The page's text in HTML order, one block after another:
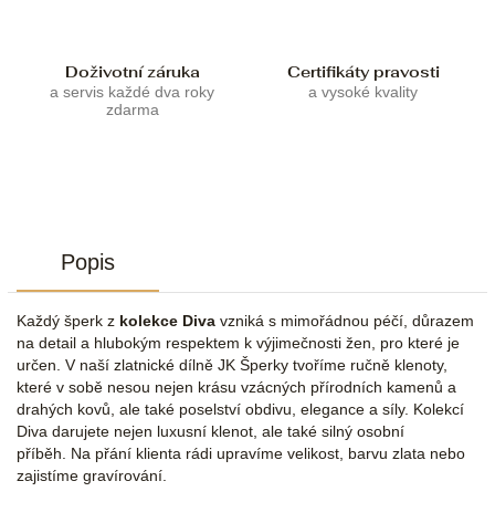
Doživotní záruka
a servis každé dva roky
zdarma
Certifikáty pravosti
a vysoké kvality
Popis
Každý šperk z kolekce Diva vzniká s mimořádnou péčí, důrazem
na detail a hlubokým respektem k výjimečnosti žen, pro které je
určen. V naší zlatnické dílně JK Šperky tvoříme ručně klenoty,
které v sobě nesou nejen krásu vzácných přírodních kamenů a
drahých kovů, ale také poselství obdivu, elegance a síly. Kolekcí
Diva darujete nejen luxusní klenot, ale také silný osobní
příběh. Na přání klienta rádi upravíme velikost, barvu zlata nebo
zajistíme gravírování.